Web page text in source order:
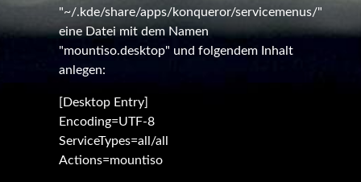
"~/.kde/share/apps/konqueror/servicemenus/"
eine Datei mit dem Namen
"mountiso.desktop" und folgendem Inhalt
anlegen:
[Desktop Entry]
Encoding=UTF-8
ServiceTypes=all/all
Actions=mountiso